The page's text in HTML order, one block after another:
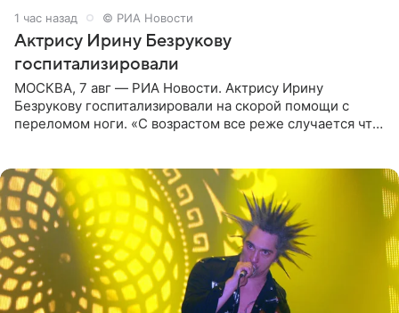
1 час назад © РИА Новости
Актрису Ирину Безрукову
госпитализировали
МОСКВА, 7 авг — РИА Новости. Актрису Ирину
Безрукову госпитализировали на скорой помощи с
переломом ноги. «С возрастом все реже случается что-